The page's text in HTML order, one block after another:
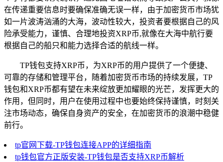
在传递重要信息时要确保准确无误一样，由于加密货币市场犹
如一片波涛汹涌的大海，波动性较大，投资者要根据自己的风
险承受能力，谨慎、合理地投资XRP币,就像在大海中航行要
根据自己的船只和能力选择合适的航线一样。
TP钱包支持XRP币，为XRP币的用户提供了一个便捷、
可靠的存储和管理平台，随着加密货币市场的持续发展，TP
钱包和XRP币都有望在未来绽放更加耀眼的光芒，发挥更大的
作用，但同时，用户在使用过程中也要始终保持谨慎，时刻关
注市场动态，确保自身资产的安全，在加密货币的浪潮中稳健
前行。
tp官网下载-TP钱包连接APP的详细指南
tp钱包官方正版安装-TP钱包是否支持XRP币解析